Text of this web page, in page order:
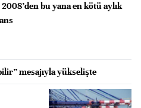
bu yana en kötü aylık
mesajıyla yükselişte